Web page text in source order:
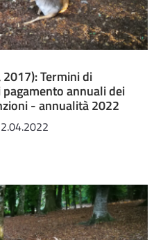
Termini di
annuali dei
- annualità 2022